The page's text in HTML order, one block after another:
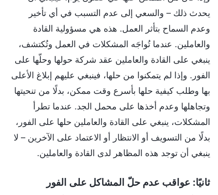
يحدث ذلك – والسعي إلى عدم التسبب في أي تأخير
وعدم السماح بتأثر العمل. هذه هي مسؤولية القادة
والعاملين. عندما تُواجَه المشكلات في العمل وتُكتشف،
ينبغي على القادة والعاملين عقد شركة حولها وحلّها على
الفور. وإذا لم يتمكنوا من حلها، فينبغي عليهم إبلاغ الأعلى
بها وطلب كيفية حلها بأسرع وقت ممكن، بدلًا من تنحيتها
وتجاهلها وعدم أخذها على محمل الجد. عندما تطرأ
المشكلات، ينبغي على القادة والعاملين حلها على الفور،
بدلًا من التسويف أو الانتظار أو الاعتماد على الآخرين – لا
ينبغي أن توجد هذه المظاهر لدى القادة والعاملين.
ثانيًا: عواقب عدم حلّ المشاكل على الفور